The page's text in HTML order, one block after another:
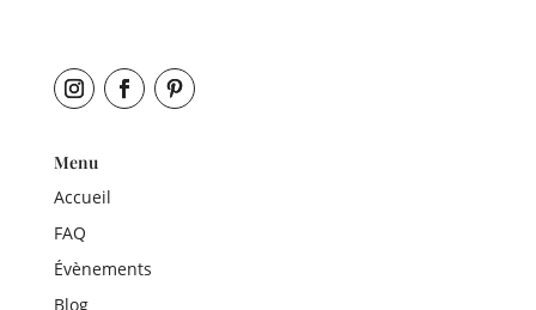
Menu
Accueil
FAQ
Évènements
Blog